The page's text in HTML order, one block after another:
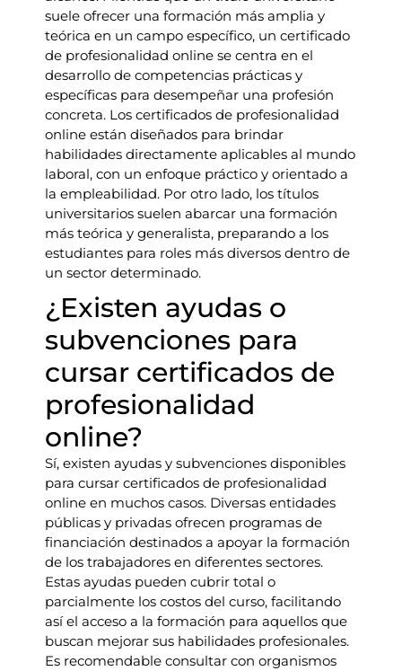
suele ofrecer una formación más amplia y
teórica en un campo específico, un certificado
de profesionalidad online se centra en el
desarrollo de competencias prácticas y
específicas para desempeñar una profesión
concreta. Los certificados de profesionalidad
online están diseñados para brindar
habilidades directamente aplicables al mundo
laboral, con un enfoque práctico y orientado a
la empleabilidad. Por otro lado, los títulos
universitarios suelen abarcar una formación
más teórica y generalista, preparando a los
estudiantes para roles más diversos dentro de
un sector determinado.
¿Existen ayudas o
subvenciones para
cursar certificados de
profesionalidad
online?
Sí, existen ayudas y subvenciones disponibles
para cursar certificados de profesionalidad
online en muchos casos. Diversas entidades
públicas y privadas ofrecen programas de
financiación destinados a apoyar la formación
de los trabajadores en diferentes sectores.
Estas ayudas pueden cubrir total o
parcialmente los costos del curso, facilitando
así el acceso a la formación para aquellos que
buscan mejorar sus habilidades profesionales.
Es recomendable consultar con organismos